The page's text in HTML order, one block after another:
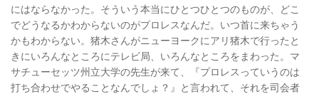
にはならなかった。そういう本当にひとつひとつのものが、どこ
でどうなるかわからないのがプロレスなんだ。いつ首に来ちゃう
かもわからない。猪木さんがニューヨークにアリ猪木で行ったと
きにいろんなところにテレビ局、いろんなところをまわった。マ
サチューセッツ州立大学の先生が来て、『プロレスっていうのは
打ち合わせでやることなんでしょ？』と言われて、それを司会者